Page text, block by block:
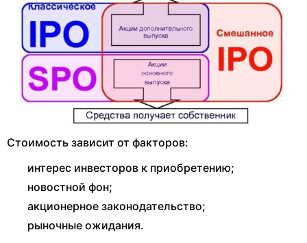
Стоимость зависит от факторов:
интерес инвесторов к приобретению;
новостной фон;
акционерное законодательство;
рыночные ожидания.